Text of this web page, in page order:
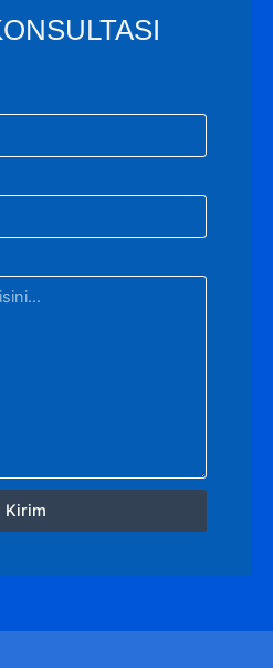
Kirim